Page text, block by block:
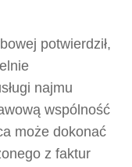
potwierdził,
najmu
wspólność
może dokonać
z faktur